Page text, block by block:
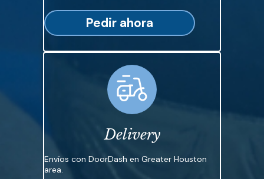
Pedir ahora
Delivery
Envíos con DoorDash en Greater Houston
area.